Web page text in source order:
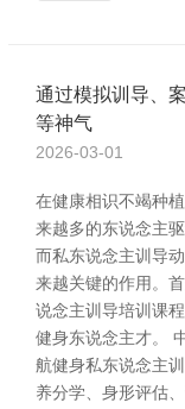
通过模拟训导、
等神气
2026-03-01
在健康相识不竭种
来越多的东说念主
而私东说念主训导
来越关键的作用。
说念主训导培训课
健身东说念主才。
航健身私东说念主
养分学、身形评估